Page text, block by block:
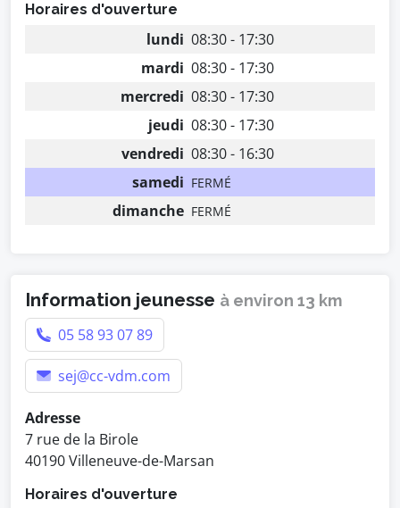
Horaires d'ouverture
lundi 08:30 - 17:30
mardi 08:30 - 17:30
mercredi 08:30 - 17:30
jeudi 08:30 - 17:30
vendredi 08:30 - 16:30
samedi FERMÉ
dimanche FERMÉ
Information jeunesse à environ 13 km
05 58 93 07 89
sej@cc-vdm.com
Adresse
7 rue de la Birole
40190 Villeneuve-de-Marsan
Horaires d'ouverture